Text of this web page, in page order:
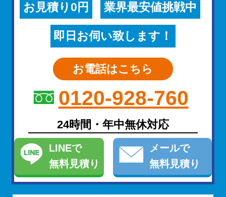
お見積り0円 業界最安値挑戦中
即日お伺い致します！
お電話はこちら
0120-928-760
24時間・年中無休対応
LINEで
無料見積り
メールで
無料見積り